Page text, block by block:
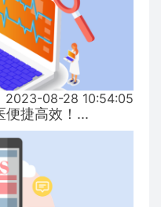
2023-08-28 10:54:05
便捷高效！...